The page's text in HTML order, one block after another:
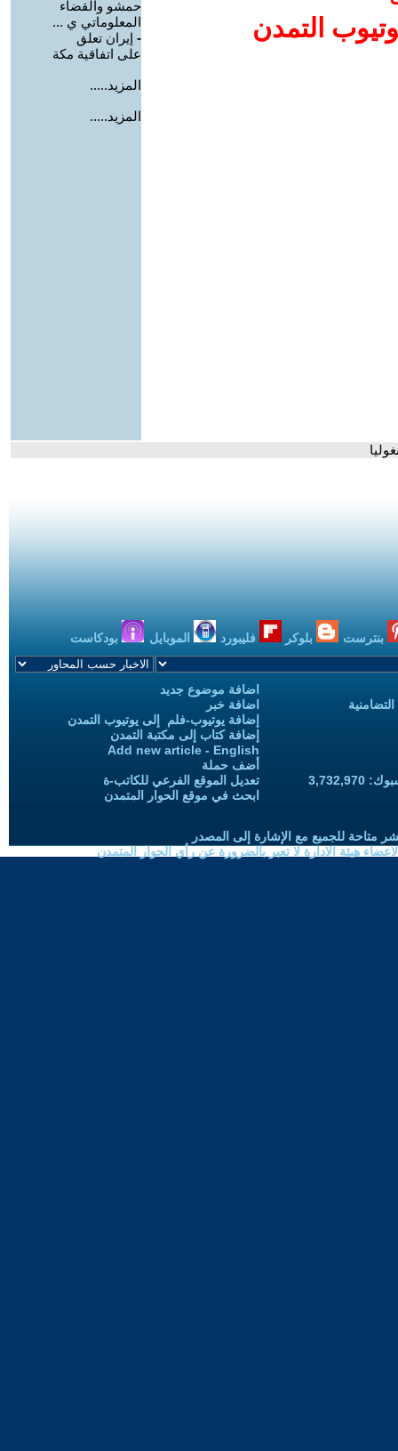
التمدن
حمشو والقضاء
المعلوماتي ي ...
- إيران تعلق
على اتفاقية مكة
المزيد.....
المزيد.....
بنترست بلوكر فليبورد الموبايل بودكاست
اضافة موضوع جديد
اضافة خبر
إضافة يوتيوب-فلم إلى يوتيوب التمدن
إضافة كتاب إلى مكتبة التمدن
Add new article - English
أضف حملة
تعديل الموقع الفرعي للكاتب-ة
ابحث في موقع الحوار المتمدن
متاحة للجميع مع الإشارة إلى المصدر
هيئة الادارة لا تعبر بالضرورة عن رأي الحوار المتمدن